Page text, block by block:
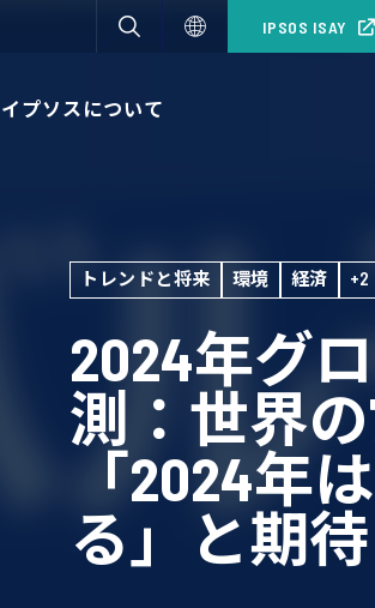
IPSOS ISAY
イプソスについて
トレンドと将来 環境 経済 +2
2024年グ
測：世界
「2024年
る」と期待